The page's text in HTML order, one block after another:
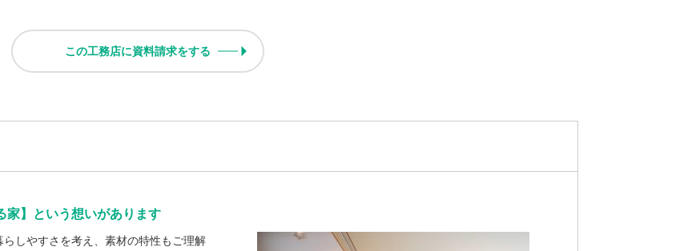
この工務店に資料請求をする
家】という想いがあります
しやすさを考え、素材の特性もご理解